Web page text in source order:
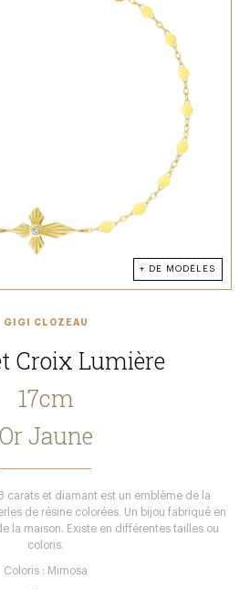
+ DE MODÈLES
GIGI CLOZEAU
Croix Lumière
17cm
Or Jaune
carats et diamant est un emblème de la
de résine colorées. Un bijou fabriqué en
la maison. Existe en différentes tailles ou
coloris.
Coloris : Mimosa